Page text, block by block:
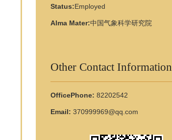
Status:Employed
Alma Mater:中国气象科学研究院
Other Contact Information
OfficePhone: 82202542
Email: 370999969@qq.com